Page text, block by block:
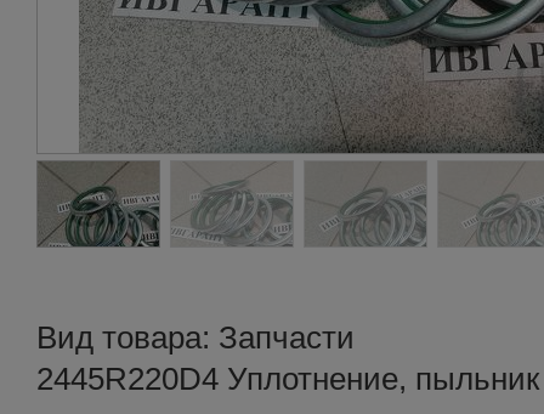
Вид товара: Запчасти
2445R220D4 Уплотнение,